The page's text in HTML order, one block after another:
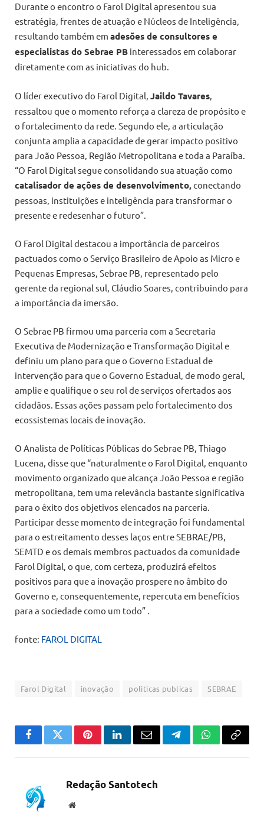
Durante o encontro o Farol Digital apresentou sua
estratégia, frentes de atuação e Núcleos de Inteligência,
resultando também em adesões de consultores e
especialistas do Sebrae PB interessados em colaborar
diretamente com as iniciativas do hub.
O líder executivo do Farol Digital, Jaildo Tavares
ressaltou que o momento reforça a clareza de propósito e
o fortalecimento da rede. Segundo ele, a articulação
conjunta amplia a capacidade de gerar impacto positivo
para João Pessoa, Região Metropolitana e toda a Paraíba.
“O Farol Digital segue consolidando sua atuação como
catalisador de ações de desenvolvimento,conectando
pessoas, instituições e inteligência para transformar o
presente e redesenhar o futuro”.
O Farol Digital destacou a importância de parceiros
pactuados como o Serviço Brasileiro de Apoio as Micro e
Pequenas Empresas, Sebrae PB, representado pelo
gerente da regional sul, Cláudio Soares, contribuindo para
a importância da imersão.
O Sebrae PB firmou uma parceria com a Secretaria
Executiva de Modernização e Transformação Digital e
definiu um plano para que o Governo Estadual de
intervenção para que o Governo Estadual, de modo geral,
amplie e qualifique o seu rol de serviços ofertados aos
cidadãos. Essas ações passam pelo fortalecimento dos
ecossistemas locais de inovação.
O Analista de Políticas Públicas do Sebrae PB, Thiago
Lucena, disse que “naturalmente o Farol Digital, enquanto
movimento organizado que alcança João Pessoa e região
metropolitana, tem uma relevância bastante significativa
para o êxito dos objetivos elencados na parceria.
Participar desse momento de integração foi fundamental
para o estreitamento desses laços entre SEBRAE/PB,
SEMTD e os demais membros pactuados da comunidade
Farol Digital, o que, com certeza, produzirá efeitos
positivos para que a inovação prospere no âmbito do
Governo e, consequentemente, repercuta em benefícios
para a sociedade como um todo” .
fonte: FAROL DIGITAL
Farol Digital inovação politicas publicas SEBRAE
FacebookTwitterPinterestLinkedInEmail TelegramWhatsApp
Copiar
Redação Santotech
Website